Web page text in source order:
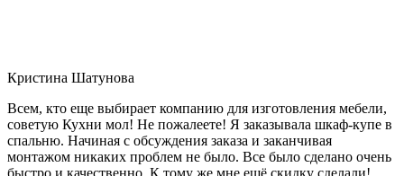
Кристина Шатунова
Всем, кто еще выбирает компанию для изготовления мебели,
советую Кухни мол! Не пожалеете! Я заказывала шкаф-купе в
спальню. Начиная с обсуждения заказа и заканчивая
монтажом никаких проблем не было. Все было сделано очень
быстро и качественно. К тому же мне ещё скидку сделали!